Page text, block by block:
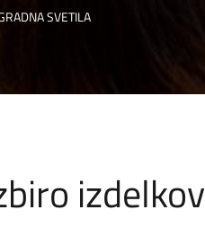
SVETILA
izdelkov